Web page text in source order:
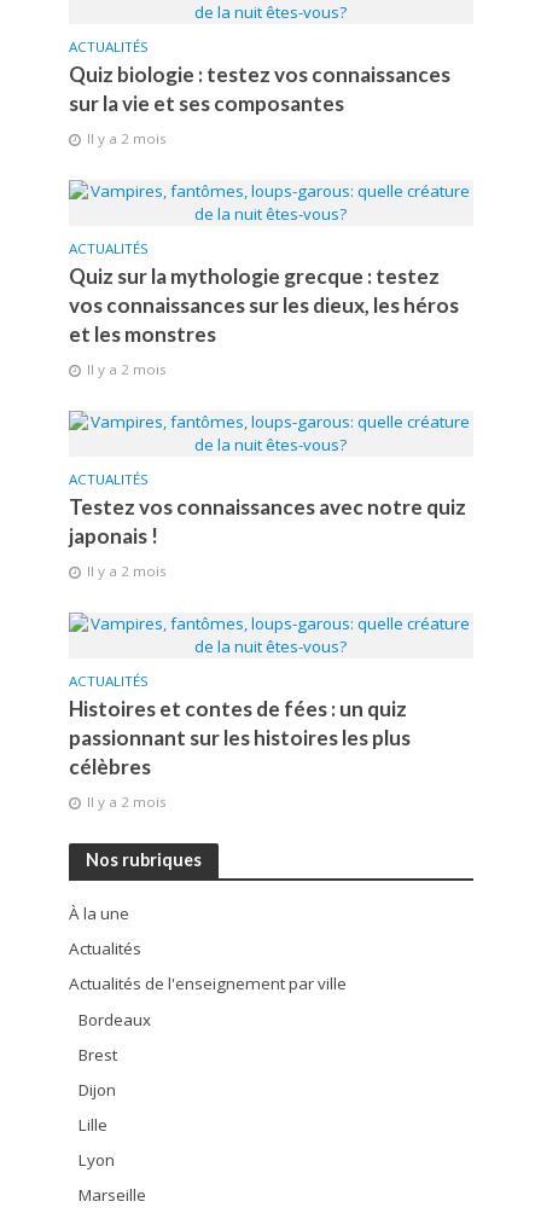
ACTUALITÉS
Quiz biologie : testez vos connaissances
sur la vie et ses composantes
Il y a 2 mois
ACTUALITÉS
Quiz sur la mythologie grecque : testez
vos connaissances sur les dieux, les héros
et les monstres
Il y a 2 mois
ACTUALITÉS
Testez vos connaissances avec notre quiz
japonais !
Il y a 2 mois
ACTUALITÉS
Histoires et contes de fées : un quiz
passionnant sur les histoires les plus
célèbres
Il y a 2 mois
Nos rubriques
À la une
Actualités
Actualités de l'enseignement par ville
Bordeaux
Brest
Dijon
Lille
Lyon
Marseille